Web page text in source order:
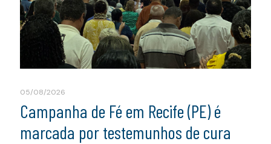
05/08/2026
Campanha de Fé em Recife (PE) é
marcada por testemunhos de cura